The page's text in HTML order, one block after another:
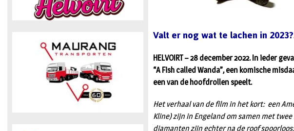
Valt er nog wat te lachen in
HELVOIRT – 28 december 2022. In ieder
“A Fish called Wanda”, een komische
een van de hoofdrollen speelt.
Het verhaal van de film in het kort: een
Kline) zijn in Engeland om samen met
diamanten zijn echter na de roof